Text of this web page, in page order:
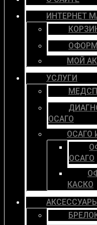
ИНТЕРНЕТ
МОЙ
УСЛУГИ
ОСАГО
ОСАГО
ОСАГО
КАСКО